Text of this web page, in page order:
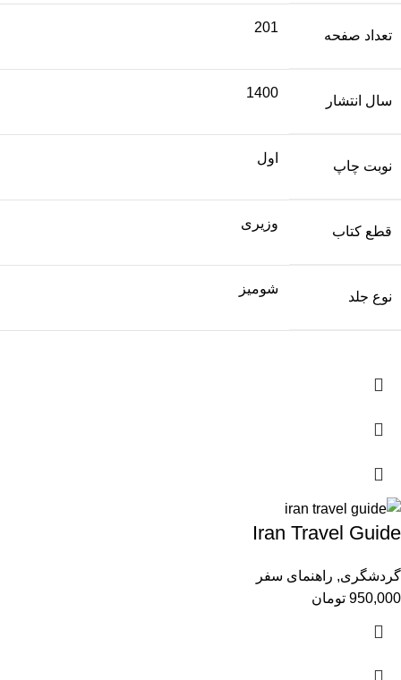
تعداد صفحه
201
سال انتشار
1400
نوبت چاپ
اول
قطع کتاب
وزیری
نوع جلد
شومیز
Iran Travel Guide
گردشگری, راهنمای سفر
950,000 تومان